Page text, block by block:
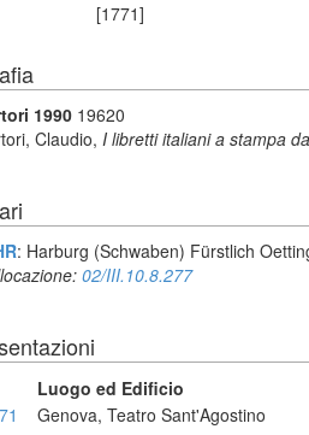
[1771]
1990 19620
Claudio, I libretti italiani a stampa
: Harburg (Schwaben) Fürstlich
02/III.10.8.277
Luogo ed Edificio
Genova, Teatro Sant'Agostino